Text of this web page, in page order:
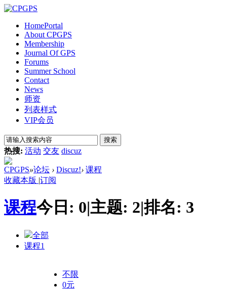
HomePortal
About CPGPS
Membership
Journal Of GPS
Forums
Summer School
Contact
News
师资
列表样式
VIP会员
搜索
热搜: 活动 交友 discuz
CPGPS»论坛 › Discuz!› 课程
收藏本版 |订阅
课程今日: 0|主题: 2|排名: 3
全部
课程1
不限
0元